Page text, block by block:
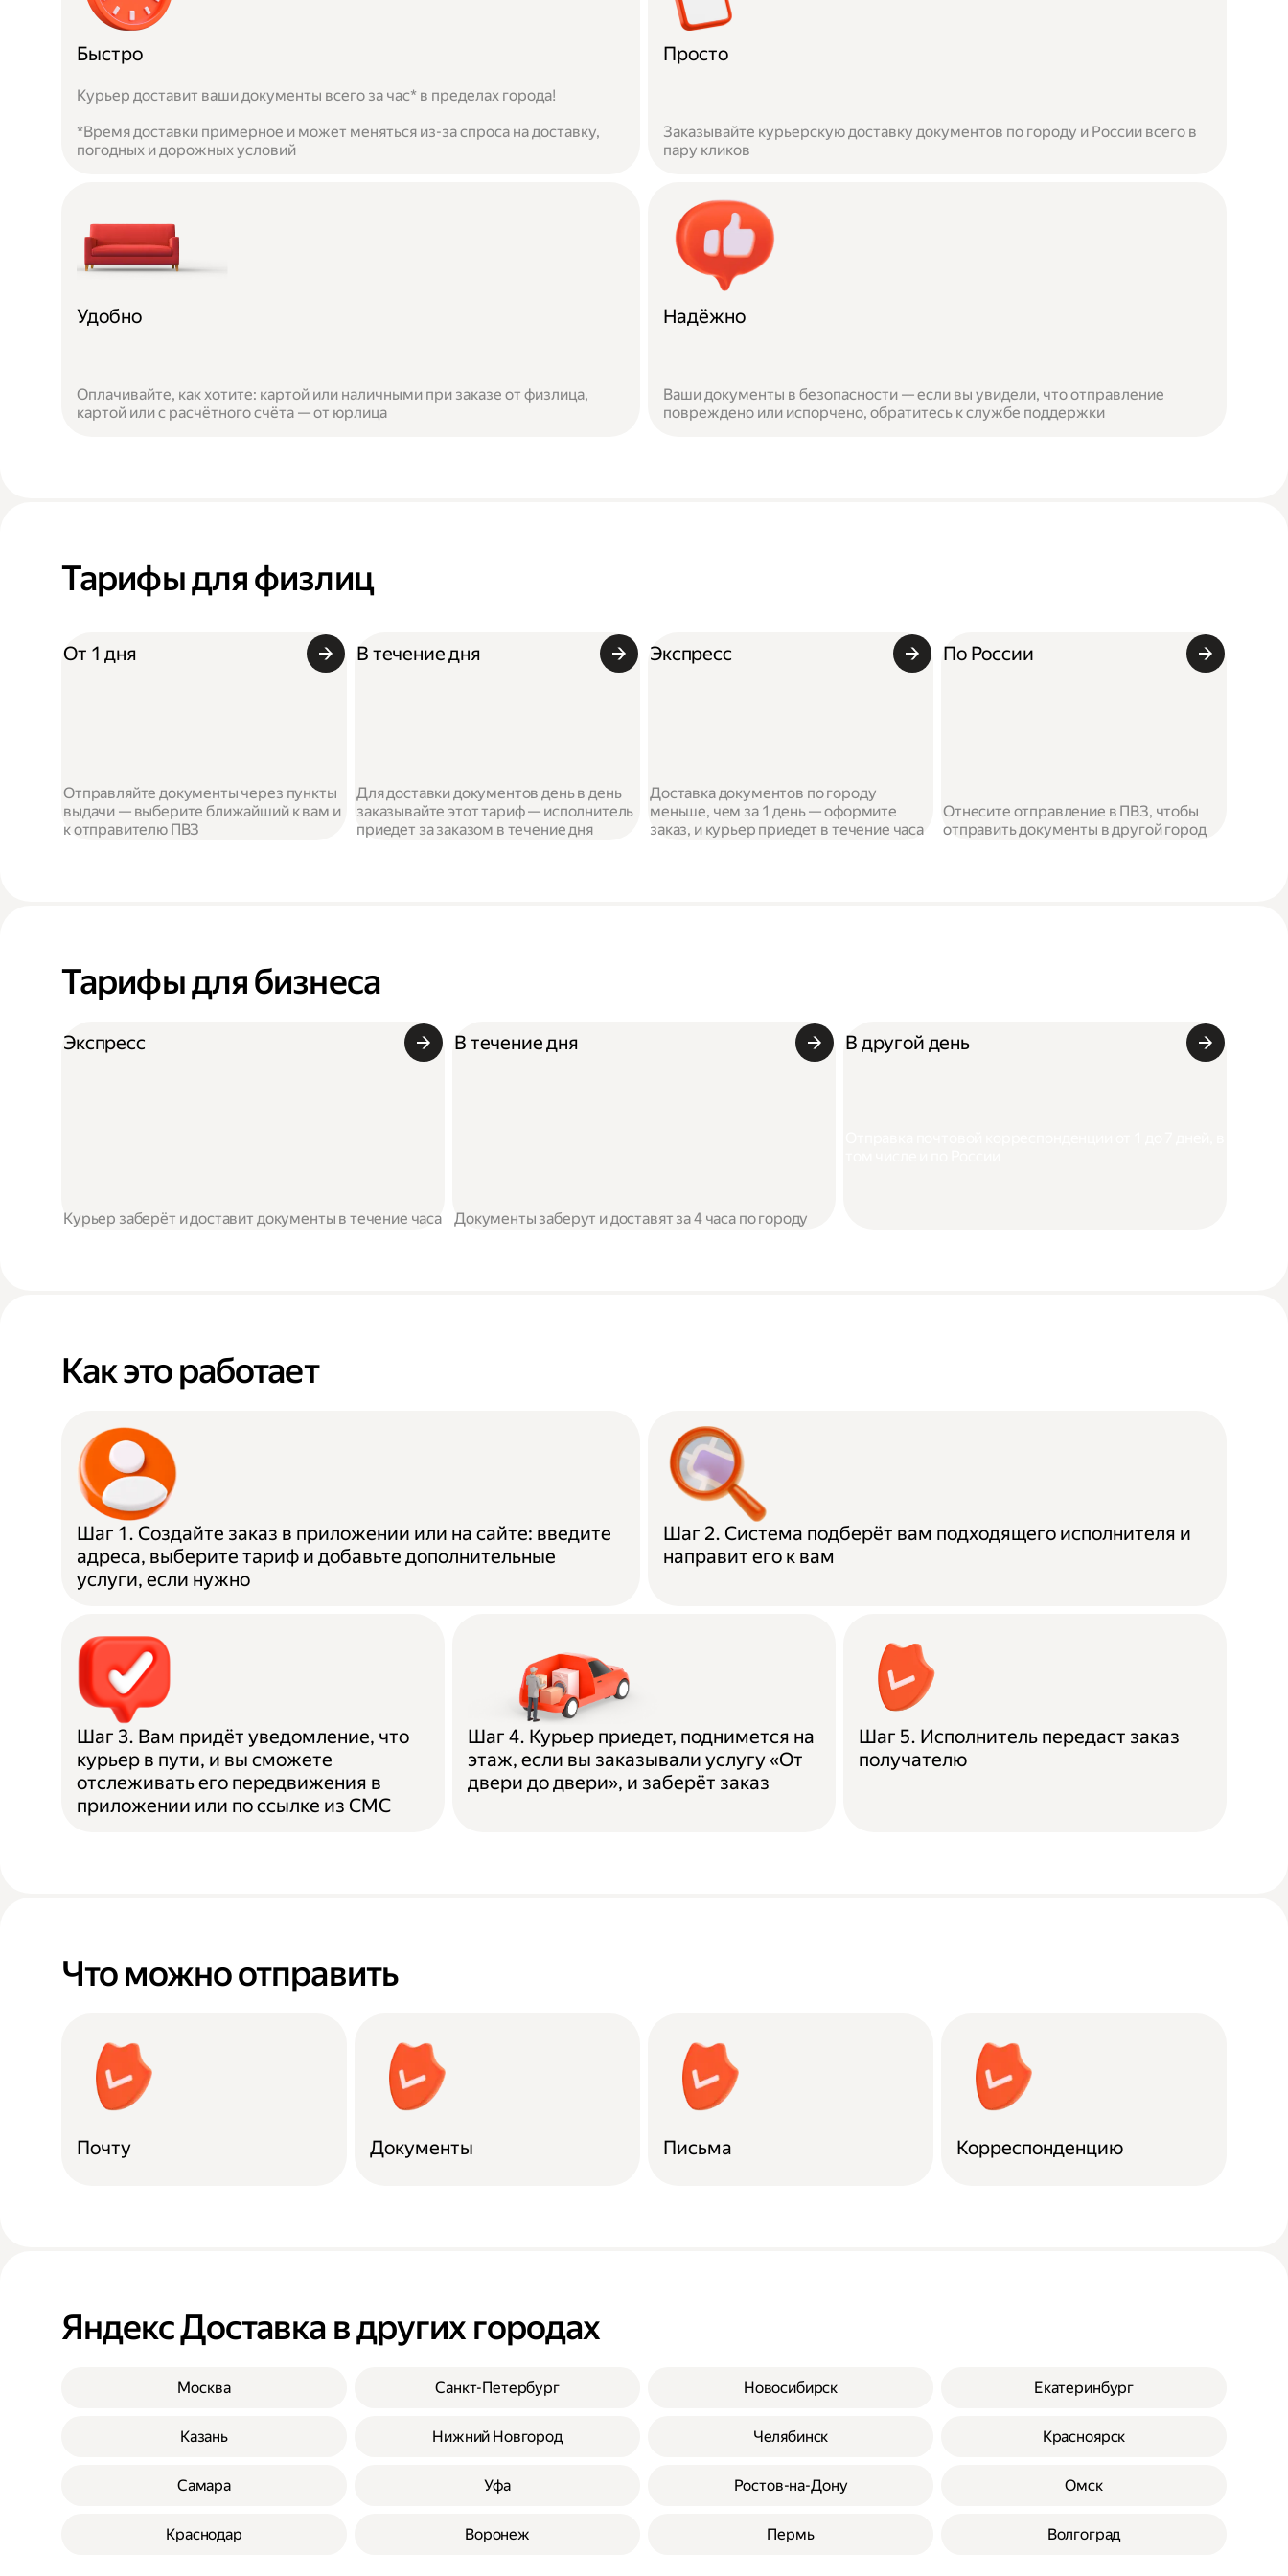
Быстро
Курьер доставит ваши документы всего за час* в пределах города!
*Время доставки примерное и может меняться из-за спроса на доставку,
погодных и дорожных условий
Просто
Заказывайте курьерскую доставку документов по городу и России всего в
пару кликов
Удобно
Оплачивайте, как хотите: картой или наличными при заказе от физлица,
картой или с расчётного счёта — от юрлица
Надёжно
Ваши документы в безопасности — если вы увидели, что отправление
повреждено или испорчено, обратитесь к службе поддержки
Тарифы для физлиц
От 1 дня
Отправляйте документы через пункты
выдачи — выберите ближайший к вам и
к отправителю ПВЗ
В течение дня
Для доставки документов день в день
заказывайте этот тариф — исполнитель
приедет за заказом в течение дня
Экспресс
Доставка документов по городу
меньше, чем за 1 день — оформите
заказ, и курьер приедет в течение часа
По России
Отнесите отправление в ПВЗ, чтобы
отправить документы в другой город
Тарифы для бизнеса
Экспресс
Курьер заберёт и доставит документы в течение часа
В течение дня
Документы заберут и доставят за 4 часа по городу
В другой день
Как это работает
Шаг 1. Создайте заказ в приложении или на сайте: введите
адреса, выберите тариф и добавьте дополнительные
услуги, если нужно
Шаг 2. Система подберёт вам подходящего исполнителя и
направит его к вам
Шаг 3. Вам придёт уведомление, что
курьер в пути, и вы сможете
отслеживать его передвижения в
приложении или по ссылке из СМС
Шаг 4. Курьер приедет, поднимется на
этаж, если вы заказывали услугу «От
двери до двери», и заберёт заказ
Шаг 5. Исполнитель передаст заказ
получателю
Что можно отправить
Почту Документы Письма Корреспонденцию
Яндекс Доставка в других городах
Москва Санкт-Петербург Новосибирск Екатеринбург
Казань Нижний Новгород Челябинск Красноярск
Самара Уфа Ростов-на-Дону Омск
Краснодар Воронеж Пермь Волгоград